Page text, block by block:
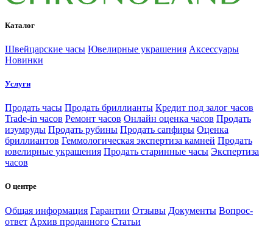
Каталог
Швейцарские часы Ювелирные украшения Аксессуары
Новинки
Услуги
Продать часы Продать бриллианты Кредит под залог часов
Trade-in часов Ремонт часов Онлайн оценка часов Продать
изумруды Продать рубины Продать сапфиры Оценка
бриллиантов Геммологическая экспертиза камней Продать
ювелирные украшения Продать старинные часы Экспертиза
часов
О центре
Общая информация Гарантии Отзывы Документы Вопрос-
ответ Архив проданного Статьи